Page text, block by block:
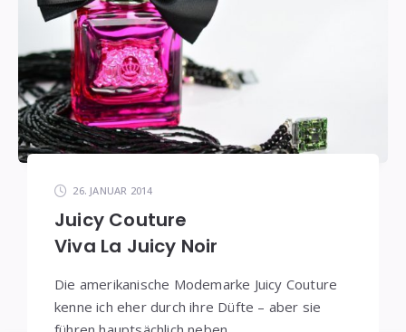
26. JANUAR 2014
Juicy Couture
Viva La Juicy Noir
Die amerikanische Modemarke Juicy Couture
kenne ich eher durch ihre Düfte – aber sie